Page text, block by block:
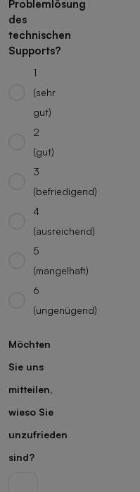
Problemlösung
des
technischen
Supports?
1
(sehr
gut)
2
(gut)
3
(befriedigend)
4
(ausreichend)
5
(mangelhaft)
6
(ungenügend)
Möchten
Sie uns
mitteilen,
wieso Sie
unzufrieden
sind?